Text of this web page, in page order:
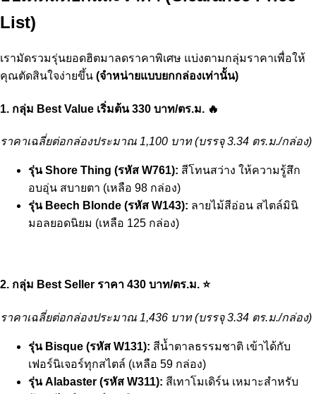
List)
เรามัดรวมรุ่นยอดฮิตมาลดราคาพิเศษ แบ่งตามกลุ่มราคาเพื่อให้
คุณตัดสินใจง่ายขึ้น (จำหน่ายแบบยกกล่องเท่านั้น)
1. กลุ่ม Best Value เริ่มต้น 330 บาท/ตร.ม. 🔥
ราคาเฉลี่ยต่อกล่องประมาณ 1,100 บาท (บรรจุ 3.34 ตร.ม./กล่อง)
รุ่น Shore Thing (รหัส W761): สีโทนสว่าง ให้ความรู้สึก
อบอุ่น สบายตา (เหลือ 98 กล่อง)
รุ่น Beech Blonde (รหัส W143): ลายไม้สีอ่อน สไตล์มินิ
มอลยอดนิยม (เหลือ 125 กล่อง)
2. กลุ่ม Best Seller ราคา 430 บาท/ตร.ม. ⭐
ราคาเฉลี่ยต่อกล่องประมาณ 1,436 บาท (บรรจุ 3.34 ตร.ม./กล่อง)
รุ่น Bisque (รหัส W131): สีน้ำตาลธรรมชาติ เข้าได้กับ
เฟอร์นิเจอร์ทุกสไตล์ (เหลือ 59 กล่อง)
รุ่น Alabaster (รหัส W311): สีเทาโมเดิร์น เหมาะสำหรับ